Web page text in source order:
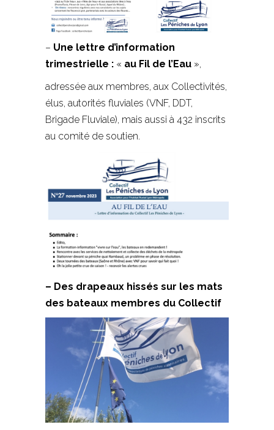
– Une lettre d’information
trimestrielle : « au Fil de l’Eau »,
adressée aux membres, aux Collectivités,
élus, autorités fluviales (VNF, DDT,
Brigade Fluviale), mais aussi à 432 inscrits
au comité de soutien.
– Des drapeaux hissés sur les mats
des bateaux membres du Collectif